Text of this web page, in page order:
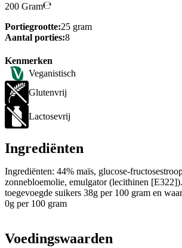
200 Gram
Portiegrootte:25 gram
Aantal porties:8
Kenmerken
Veganistisch
Glutenvrij
Lactosevrij
Ingrediënten
Ingrediënten: 44% maïs, glucose-
zonnebloemolie, emulgator (lecithinen
toegevoegde suikers 38g per 100 gram en
0g per 100 gram
Voedingswaarden